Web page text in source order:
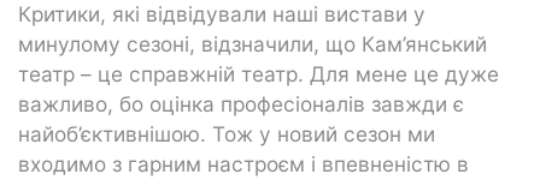
Критики, які відвідували наші вистави у
минулому сезоні, відзначили, що Кам’янський
театр – це справжній театр. Для мене це дуже
важливо, бо оцінка професіоналів завжди є
найоб’єктивнішою. Тож у новий сезон ми
входимо з гарним настроєм і впевненістю в